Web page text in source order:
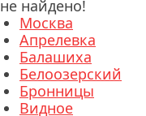
не найдено!
Москва
Апрелевка
Балашиха
Белоозерский
Бронницы
Видное